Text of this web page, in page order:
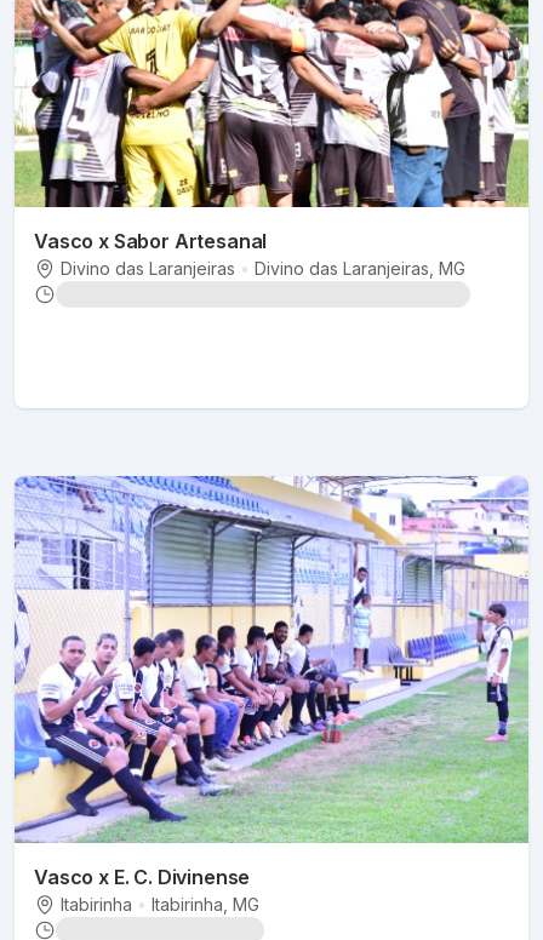
Vasco x Sabor Artesanal
Divino das Laranjeiras • Divino das Laranjeiras , MG
Vasco x E. C. Divinense
Itabirinha • Itabirinha , MG